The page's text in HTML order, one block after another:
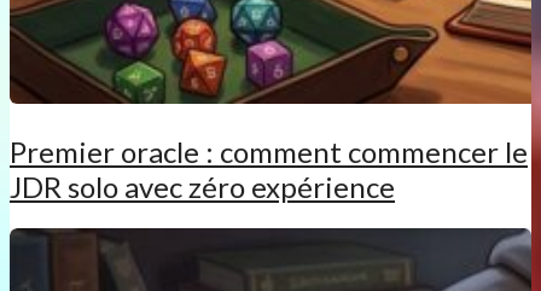
Premier oracle : comment commencer le
JDR solo avec zéro expérience